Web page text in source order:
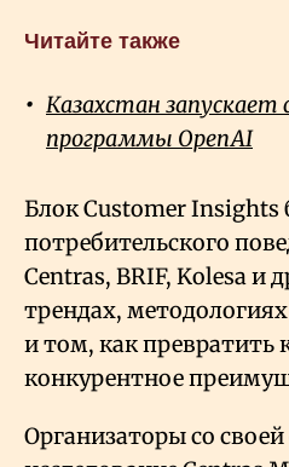
Читайте также
Казахстан запускает
программы OpenAI
Блок Customer Insights
потребительского
Centras, BRIF, Kolesa и
трендах,
и том, как превратить
конкурентное
Организаторы со